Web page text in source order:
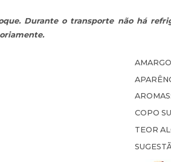
Durante o transporte não há
AROMAS:
COPO
TEOR